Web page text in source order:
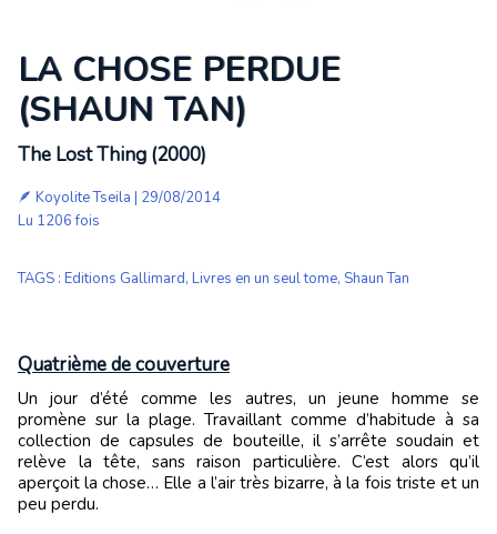
LA CHOSE PERDUE
(SHAUN TAN)
The Lost Thing (2000)
🪶 Koyolite Tseila | 29/08/2014
Lu 1206 fois
TAGS : Editions Gallimard, Livres en un seul tome, Shaun Tan
Quatrième de couverture
Un jour d’été comme les autres, un jeune homme se
promène sur la plage. Travaillant comme d’habitude à sa
collection de capsules de bouteille, il s’arrête soudain et
relève la tête, sans raison particulière. C’est alors qu’il
aperçoit la chose… Elle a l’air très bizarre, à la fois triste et un
peu perdu.